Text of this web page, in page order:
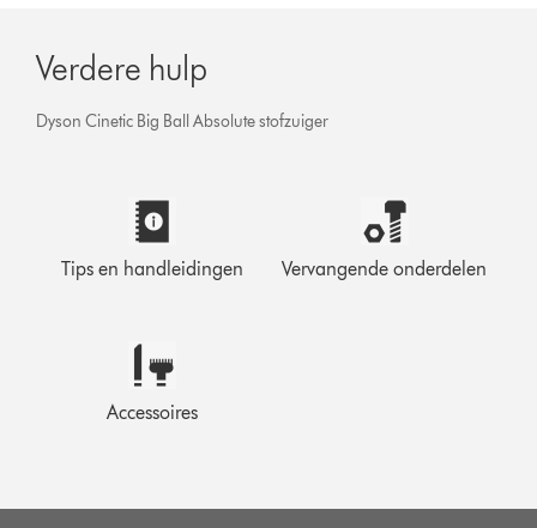
Verdere hulp
Dyson Cinetic Big Ball Absolute stofzuiger
Tips en handleidingen Vervangende onderdelen
Accessoires